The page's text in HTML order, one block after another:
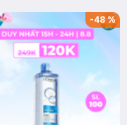
-48%